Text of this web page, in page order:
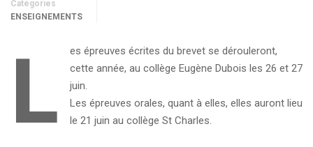
Catégories
ENSEIGNEMENTS
L
es épreuves écrites du brevet se dérouleront,
cette année, au collège Eugène Dubois les 26 et 27
juin.
Les épreuves orales, quant à elles, elles auront lieu
le 21 juin au collège St Charles.